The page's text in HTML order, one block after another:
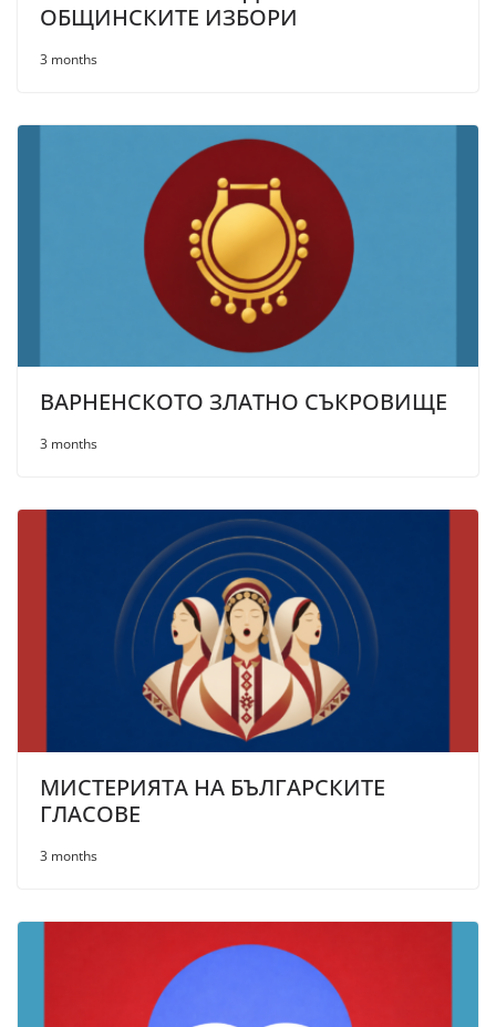
ОБЩИНСКИТЕ ИЗБОРИ
3 months
ВАРНЕНСКОТО ЗЛАТНО СЪКРОВИЩЕ
3 months
МИСТЕРИЯТА НА БЪЛГАРСКИТЕ
ГЛАСОВЕ
3 months